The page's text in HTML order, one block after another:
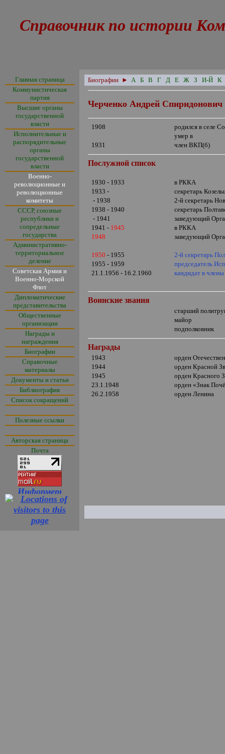
Справочник по истории
Главная страница
Коммунистическая
партия
Высшие органы
государственной
власти
Исполнительные и
распорядительные
органы
государственной
власти
Военно-
революционные и
революционные
комитеты
СССР, союзные
республики и
сопредельные
государства
Административно-
территориальное
деление
Советская Армия и
Военно-Морской
Флот
Дипломатические
представительства
Общественные
организации
Награды и
награждения
Биографии
Справочные
материалы
Документы и статьи
Библиография
Список сокращений
Полезные ссылки
Авторская страница
Почта
Биографии ► А Б В Г Д Е Ж З И-Й К
Черченко Андрей Спиридонович
1908
родился в селе
умер в
1931
член ВКП(б)
Послужной список
1930 - 1933
в РККА
1933 -
секретарь
- 1938
2-й секретарь
1938 - 1940
секретарь
- 1941
заведующий
1941 - 1945
в РККА
1948
заведующий
1950- 1955
2-й секретарь
1955 - 1959
председатель
21.1.1956 - 16.2.1960
кандидат в
Воинские звания
старший
майор
подполковник
Награды
1943
орден
1944
орден Красной
1945
орден Красного
23.1.1948
орден«Знак
26.2.1958
орден Ленина